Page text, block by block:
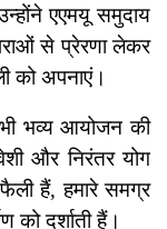
एएमयू समुदाय
से प्रेरणा लेकर
को अपनाएं।
भव्य आयोजन की
और निरंतर योग
हैं, हमारे समग्र
को दर्शाती हैं।